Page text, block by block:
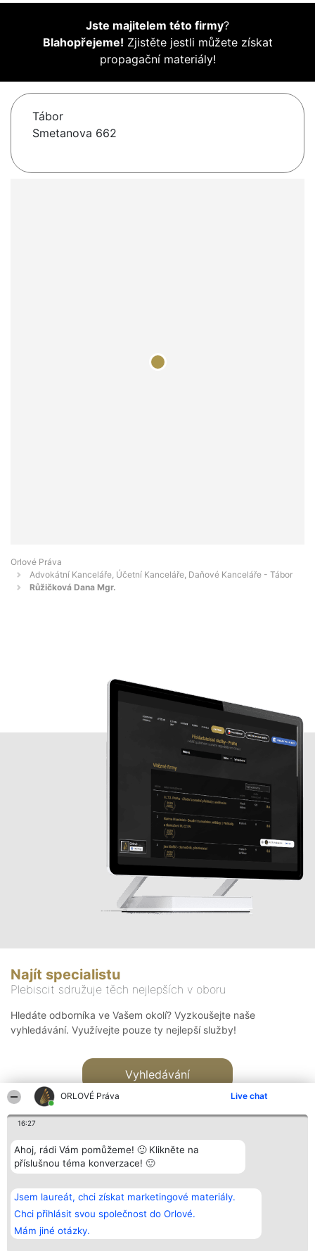
ORLOVÉ Práva Live chat
16:27
Ahoj, rádi Vám pomůžeme! 🙂 Klikněte na
příslušnou téma konverzace! 🙂
Jsem laureát, chci získat marketingové materiály.
Chci přihlásit svou společnost do Orlové.
Mám jiné otázky.
Jste majitelem této firmy?
Blahopřejeme! Zjistěte jestli můžete získat
propagační materiály!
Tábor
Smetanova 662
Orlové Práva
Advokátní Kanceláře, Účetní Kanceláře, Daňové Kanceláře - Tábor
Růžičková Dana Mgr.
Najít specialistu
Plebiscit sdružuje těch nejlepších v oboru
Hledáte odborníka ve Vašem okolí? Vyzkoušejte naše
vyhledávání. Využívejte pouze ty nejlepší služby!
Vyhledávání
Bright Side Solutions sp. z o.
o. sp. k.
ul. Ruska 22
Wrocław 50-079
KRS 0000749100 | Regon
381313360 | NIP 8943132676
Vítězové
Seznam všech
laureátů
Zásady
Zásady
Kontakt